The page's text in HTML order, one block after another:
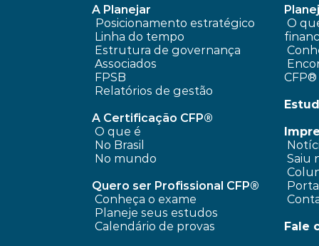
A Planejar
Posicionamento estratégico
Linha do tempo
Estrutura de governança
Associados
FPSB
Relatórios de gestão
A Certificação CFP®
O que é
No Brasil
No mundo
Quero ser Profissional CFP®
Conheça o exame
Planeje seus estudos
Calendário de provas
CFP®
Saiu
Fale